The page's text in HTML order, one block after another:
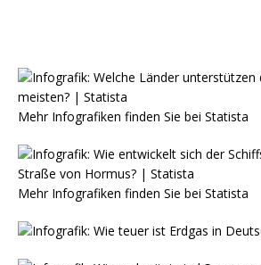
Mehr Infografiken finden Sie bei Statista
Mehr Infografiken finden Sie bei Statista